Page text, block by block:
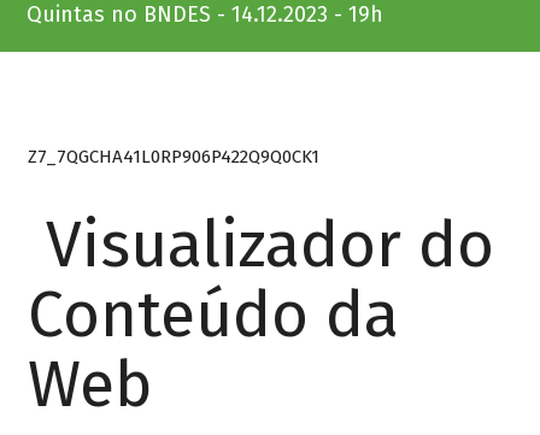
Quintas no BNDES - 14.12.2023 - 19h
Z7_7QGCHA41L0RP906P422Q9Q0CK1
Visualizador do
Conteúdo da
Web